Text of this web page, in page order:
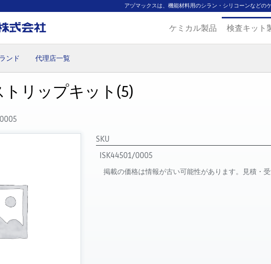
アヅマックスは、機能材料用のシラン・シリコーンなどの
ケミカル製品 検査キット
ンド 代理店一覧
トリップキット(5)
SKU
ISK44501/0005
掲載の価格は情報が古い可能性があります。見積・